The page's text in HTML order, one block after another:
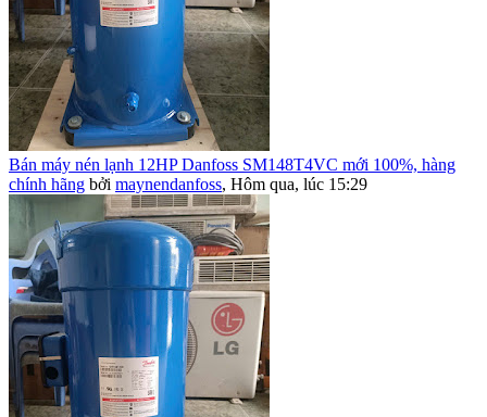
Bán máy nén lạnh 12HP Danfoss SM148T4VC mới 100%, hàng
chính hãng bởi maynendanfoss, Hôm qua, lúc 15:29